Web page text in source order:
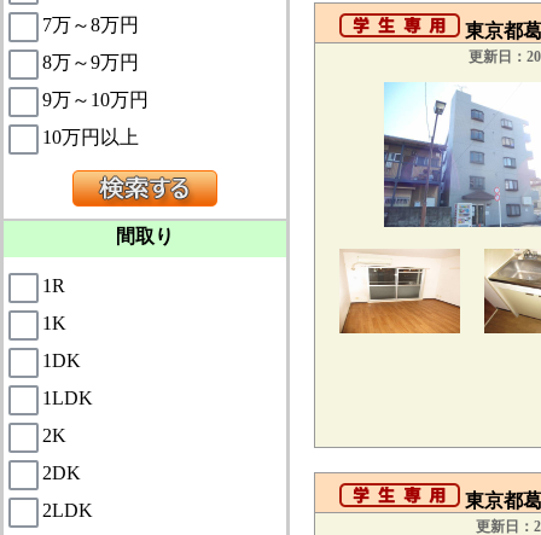
7万～8万円
8万～9万円
9万～10万円
10万円以上
間取り
1R
1K
1DK
1LDK
2K
2DK
2LDK
東京都
更新日：
東京都
更新日：